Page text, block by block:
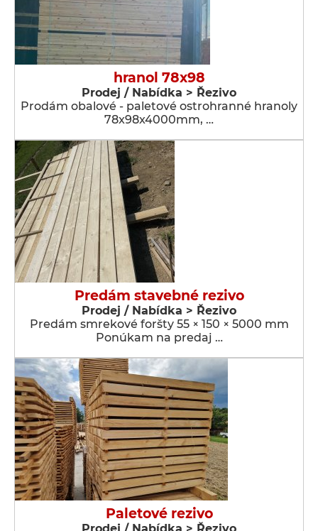
hranol 78x98
Prodej / Nabídka > Řezivo
Prodám obalové - paletové ostrohranné hranoly
78x98x4000mm, …
Predám stavebné rezivo
Prodej / Nabídka > Řezivo
Predám smrekové foršty 55 × 150 × 5000 mm
Ponúkam na predaj …
Paletové rezivo